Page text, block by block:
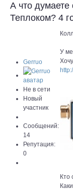
А что думаете
Теплоком? 4
Gerruo
Не в сети
Новый
участник
Сообщений:
14
Репутация:
0
У
Кто